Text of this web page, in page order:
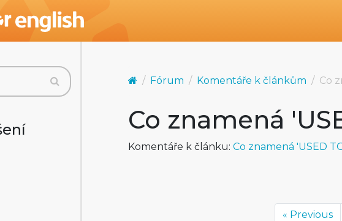
Fórum Komentáře k článkům Co
Co znamená
Komentáře k článku: Co znamená 'USED
« Previous